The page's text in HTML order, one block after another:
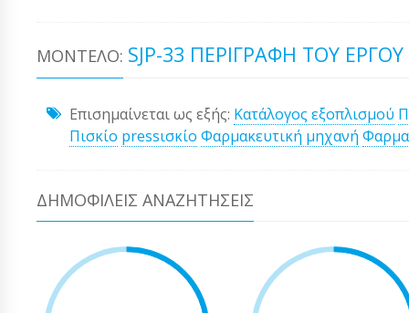
ΜΟΝΤΈΛΟ: SJP-33 ΠΕΡΙΓΡΑΦΉ ΤΟΥ ΈΡΓΟΥ
Επισημαίνεται ως εξής: Κατάλογος εξοπλισμού
Πισκίο pressισκίο Φαρμακευτική μηχανή
ΔΗΜΟΦΙΛΕΊΣ ΑΝΑΖΗΤΉΣΕΙΣ